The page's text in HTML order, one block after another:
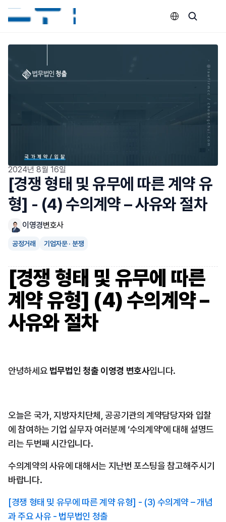
2024년 8월 16일
[경쟁 형태 및 유무에 따른 계약 유
형] - (4) 수의계약 – 사유와 절차
이영경변호사
공정거래 기업자문 · 분쟁
[경쟁 형태 및 유무에 따른
계약 유형] (4) 수의계약 –
사유와 절차
안녕하세요 법무법인 청출 이영경 변호사입니다.
오늘은 국가, 지방자치단체, 공공기관의 계약담당자와 입찰
에 참여하는 기업 실무자 여러분께 ‘수의계약'에 대해 설명드
리는 두번째 시간입니다.
수의계약의 사유에 대해서는 지난번 포스팅을 참고해주시기
바랍니다.
[경쟁 형태 및 유무에 따른 계약 유형] - (3) 수의계약 – 개념
과 주요 사유 - 법무법인 청출
Select Language